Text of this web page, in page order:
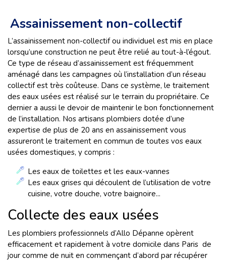
Assainissement non-collectif
L’assainissement non-collectif ou individuel est mis en place
lorsqu’une construction ne peut être relié au tout-à-l’égout.
Ce type de réseau d’assainissement est fréquemment
aménagé dans les campagnes où l’installation d’un réseau
collectif est très coûteuse. Dans ce système, le traitement
des eaux usées est réalisé sur le terrain du propriétaire. Ce
dernier a aussi le devoir de maintenir le bon fonctionnement
de l’installation. Nos artisans plombiers dotée d’une
expertise de plus de 20 ans en assainissement vous
assureront le traitement en commun de toutes vos eaux
usées domestiques, y compris :
Les eaux de toilettes et les eaux-vannes
Les eaux grises qui découlent de l’utilisation de votre
cuisine, votre douche, votre baignoire...
Collecte des eaux usées
Les plombiers professionnels d’Allo Dépanne opèrent
efficacement et rapidement à votre domicile dans Paris de
jour comme de nuit en commençant d’abord par récupérer